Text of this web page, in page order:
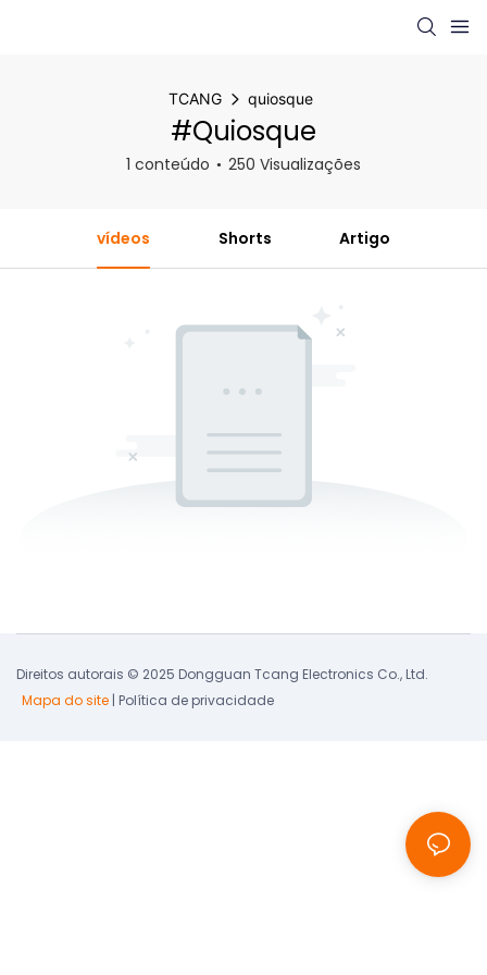
TCANG quiosque
#quiosque
1 conteúdo 250 Visualizações
vídeos Shorts Artigo
Direitos autorais © 2025 Dongguan Tcang Electronics Co., Ltd.
Mapa do site | Política de privacidade